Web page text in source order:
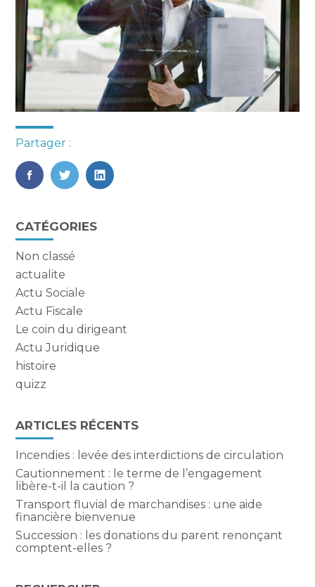
Partager :
FaceBook
TwitterLinkedIn
Blog
sidebar
CATÉGORIES
Non classé
actualite
Actu Sociale
Actu Fiscale
Le coin du dirigeant
Actu Juridique
histoire
quizz
ARTICLES RÉCENTS
Incendies : levée des interdictions de circulation
Cautionnement : le terme de l’engagement
libère-t-il la caution ?
Transport fluvial de marchandises : une aide
financière bienvenue
Succession : les donations du parent renonçant
comptent-elles ?